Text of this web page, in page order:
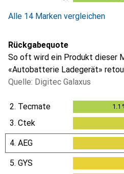
Alle 14 Marken vergleichen
Rückgabequote
So oft wird ein Produkt dieser
«Autobatterie Ladegerät»
Quelle: Digitec Galaxus
2. Tecmate 1.1
3. Ctek
4. AEG
5. GYS